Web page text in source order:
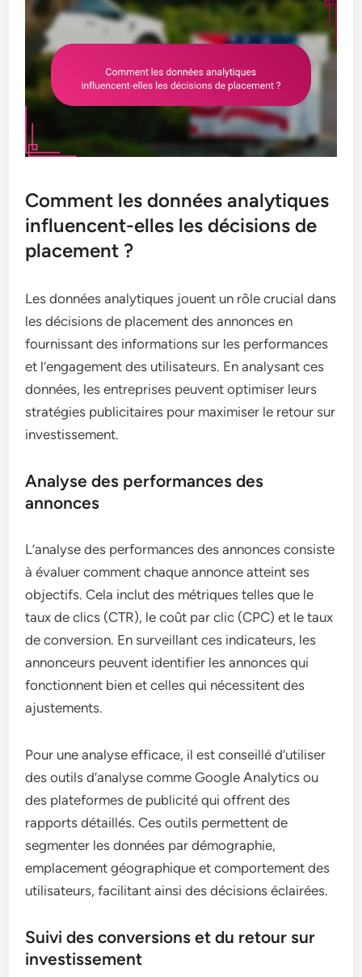
Comment les données analytiques
influencent-elles les décisions de
placement ?
Les données analytiques jouent un rôle crucial dans
les décisions de placement des annonces en
fournissant des informations sur les performances
et l’engagement des utilisateurs. En analysant ces
données, les entreprises peuvent optimiser leurs
stratégies publicitaires pour maximiser le retour sur
investissement.
Analyse des performances des
annonces
L’analyse des performances des annonces consiste
à évaluer comment chaque annonce atteint ses
objectifs. Cela inclut des métriques telles que le
taux de clics (CTR), le coût par clic (CPC) et le taux
de conversion. En surveillant ces indicateurs, les
annonceurs peuvent identifier les annonces qui
fonctionnent bien et celles qui nécessitent des
ajustements.
Pour une analyse efficace, il est conseillé d’utiliser
des outils d’analyse comme Google Analytics ou
des plateformes de publicité qui offrent des
rapports détaillés. Ces outils permettent de
segmenter les données par démographie,
emplacement géographique et comportement des
utilisateurs, facilitant ainsi des décisions éclairées.
Suivi des conversions et du retour sur
investissement